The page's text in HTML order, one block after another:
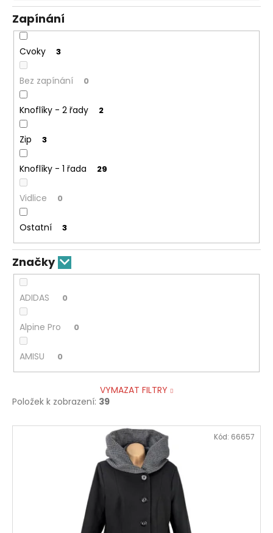
Zapínání
Cvoky 3
Bez zapínání 0
Knoflíky - 2 řady 2
Zip 3
Knoflíky - 1 řada 29
Vidlice 0
Ostatní 3
Značky
ADIDAS 0
Alpine Pro 0
AMISU 0
VYMAZAT FILTRY
Položek k zobrazení: 39
V Kód: 66657